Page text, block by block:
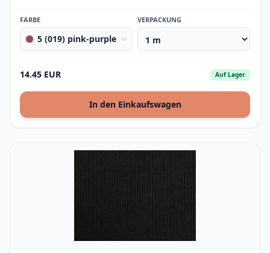
FARBE
5 (019) pink-purple
VERPACKUNG
14.45 EUR Auf Lager
In den Einkaufswagen